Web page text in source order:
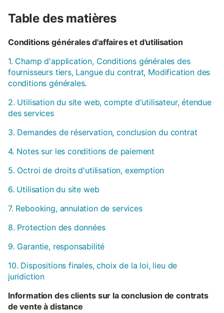
Table des matières
Conditions générales d'affaires et d'utilisation
1. Champ d'application, Conditions générales des
fournisseurs tiers, Langue du contrat, Modification des
conditions générales.
2. Utilisation du site web, compte d'utilisateur, étendue
des services
3. Demandes de réservation, conclusion du contrat
4. Notes sur les conditions de paiement
5. Octroi de droits d'utilisation, exemption
6. Utilisation du site web
7. Rebooking, annulation de services
8. Protection des données
9. Garantie, responsabilité
10. Dispositions finales, choix de la loi, lieu de
juridiction
Information des clients sur la conclusion de contrats
de vente à distance